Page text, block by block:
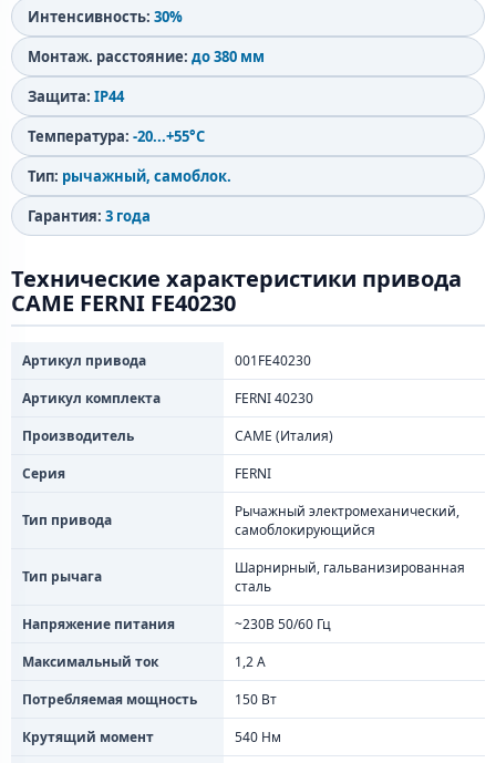
Интенсивность: 30%
Монтаж. расстояние: до 380 мм
Защита: IP44
Температура: -20...+55°C
Тип: рычажный, самоблок.
Гарантия: 3 года
Технические характеристики привода
CAME FERNI FE40230
Артикул привода
001FE40230
Артикул комплекта
FERNI 40230
Производитель
CAME (Италия)
Серия
FERNI
Тип привода
Рычажный электромеханический,
самоблокирующийся
Тип рычага
Шарнирный, гальванизированная
сталь
Напряжение питания
~230В 50/60 Гц
Максимальный ток
1,2 А
Потребляемая мощность
150 Вт
Крутящий момент
540 Нм